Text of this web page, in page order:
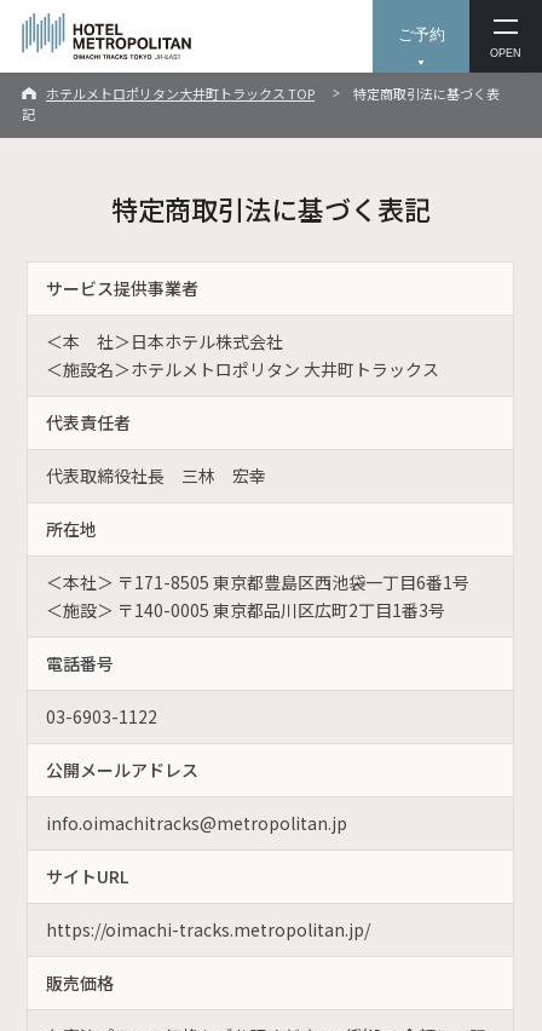
ご予約
OPEN
ホテルメトロポリタン大井町トラックス TOP
特定商取引法に基づく表
記
特定商取引法に基づく表記
サービス提供事業者
＜本 社＞日本ホテル株式会社
＜施設名＞ホテルメトロポリタン 大井町トラックス
代表責任者
代表取締役社長 三林 宏幸
所在地
＜本社＞ 〒171-8505 東京都豊島区西池袋一丁目6番1号
＜施設＞ 〒140-0005 東京都品川区広町2丁目1番3号
電話番号
03-6903-1122
公開メールアドレス
info.oimachitracks@metropolitan.jp
サイトURL
https://oimachi-tracks.metropolitan.jp/
販売価格